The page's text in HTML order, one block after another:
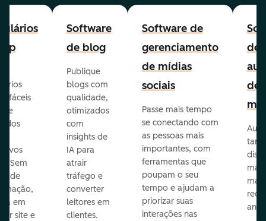
fáceis
e
Sem
de
em
site e
Software
de blog
Publique
blogs com
qualidade,
otimizados
com
insights de
IA para
atrair
tráfego e
converter
leitores em
clientes.
Software de
gerenciamento
de mídias
sociais
Passe mais tempo
se conectando com
as pessoas mais
importantes, com
ferramentas que
poupam o seu
tempo e ajudam a
priorizar suas
interações nas
de
de
mail